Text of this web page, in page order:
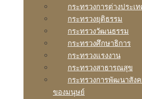
กระทรวงการต่างประเ
กระทรวงยุติธรรม
กระทรวงวัฒนธรรม
กระทรวงศึกษาธิการ
กระทรวงแรงงาน
กระทรวงสาธารณสุข
กระทรวงการพัฒนาสัง
ของมนุษย์